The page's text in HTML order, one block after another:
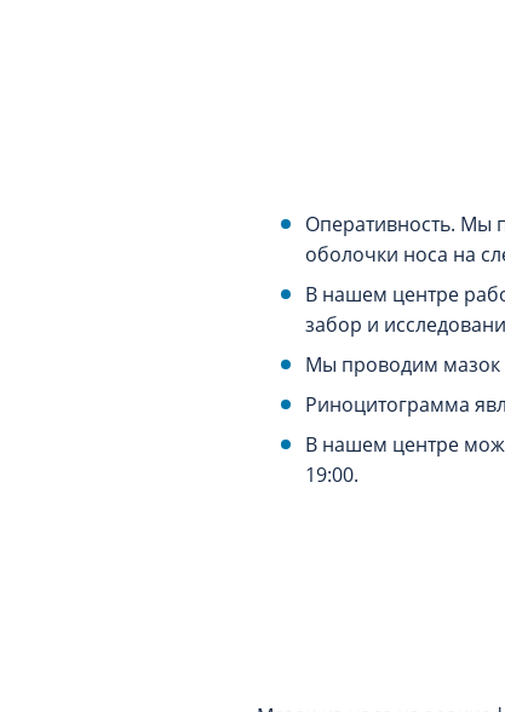
Оперативность. Мы
оболочки носа на
В нашем центре
забор и
Мы проводим мазок
Риноцитограмма
В нашем центре
19:00.